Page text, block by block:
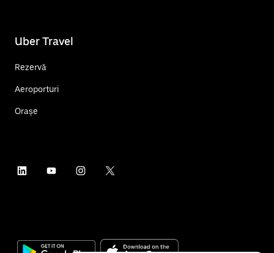
Uber Travel
Rezervă
Aeroporturi
Orașe